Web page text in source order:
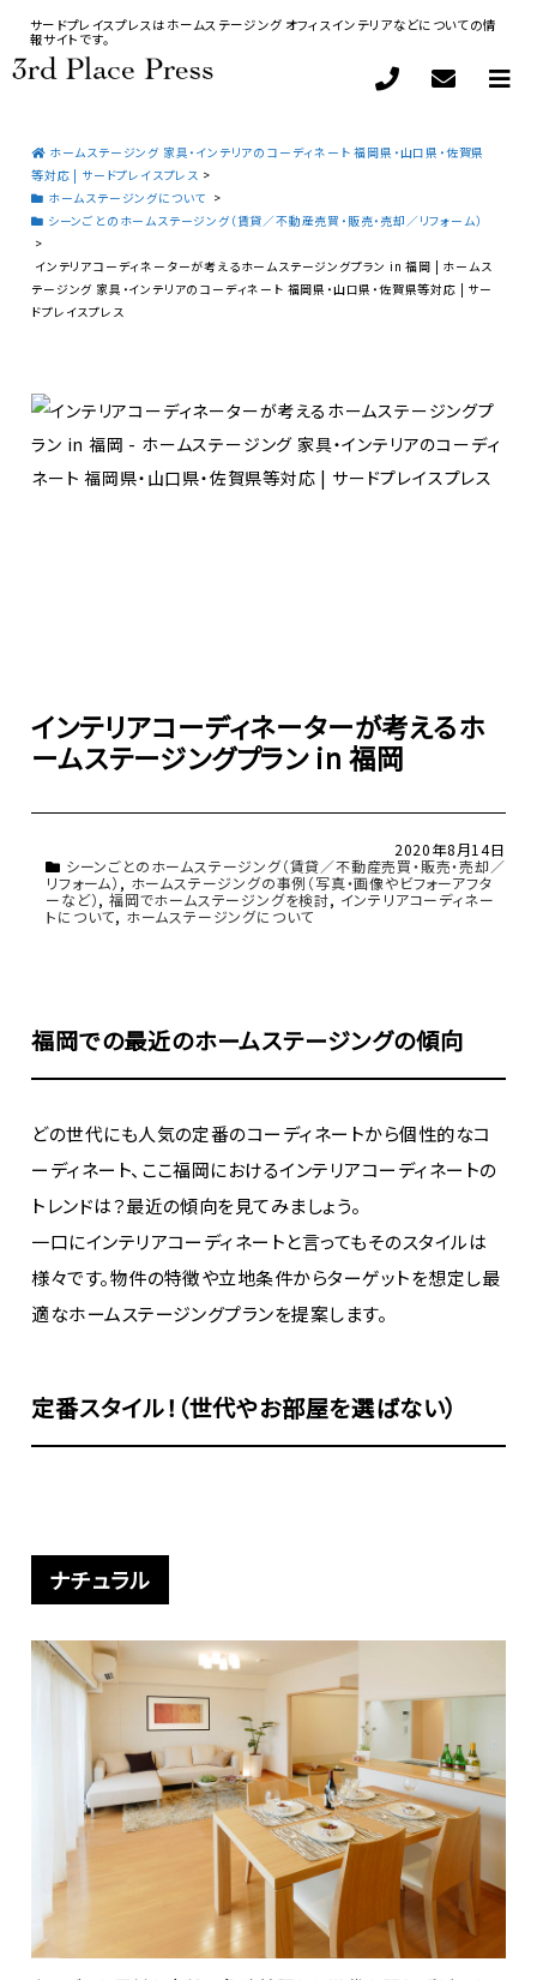
サードプレイスプレスはホームステージング オフィスインテリアなどについての情
報サイトです。
ホームステージング 家具・インテリアのコーディネート 福岡県・山口県・佐賀県
等対応 | サードプレイスプレス >
ホームステージングについて >
シーンごとのホームステージング（賃貸／不動産売買・販売・売却／リフォーム）
>
インテリアコーディネーターが考えるホームステージングプラン in 福岡 | ホームス
テージング 家具・インテリアのコーディネート 福岡県・山口県・佐賀県等対応 | サー
ドプレイスプレス
インテリアコーディネーターが考えるホ
ームステージングプラン in 福岡
2020年8月14日
シーンごとのホームステージング（賃貸／不動産売買・販売・売却／
リフォーム） , ホームステージングの事例（写真・画像やビフォーアフタ
ーなど）, 福岡でホームステージングを検討, インテリアコーディネー
トについて, ホームステージングについて
福岡での最近のホームステージングの傾向
どの世代にも人気の定番のコーディネートから個性的なコ
ーディネート、ここ福岡におけるインテリアコーディネートの
トレンドは？最近の傾向を見てみましょう。
一口にインテリアコーディネートと言ってもそのスタイルは
様々です。物件の特徴や立地条件からターゲットを想定し最
適なホームステージングプランを提案します。
定番スタイル！（世代やお部屋を選ばない）
ナチュラル